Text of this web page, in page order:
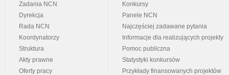
Zadania NCN
Dyrekcja
Rada NCN
Koordynatorzy
Struktura
Akty prawne
Oferty pracy
Konkursy
Panele NCN
Najczęściej zadawane pytania
Informacje dla realizujących projekty
Pomoc publiczna
Statystyki konkursów
Przykłady finansowanych projektów